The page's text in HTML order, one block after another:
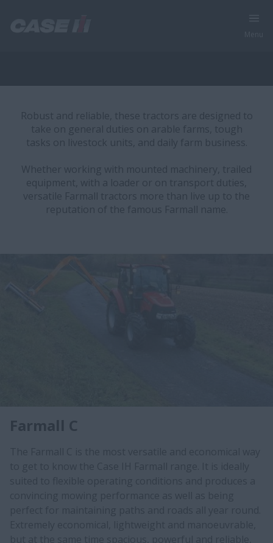
Robust and reliable, these tractors are designed to
take on general duties on arable farms, tough
tasks on livestock units, and daily farm business.
Whether working with mounted machinery, trailed
equipment, with a loader or on transport duties,
versatile Farmall tractors more than live up to the
reputation of the famous Farmall name.
Farmall C